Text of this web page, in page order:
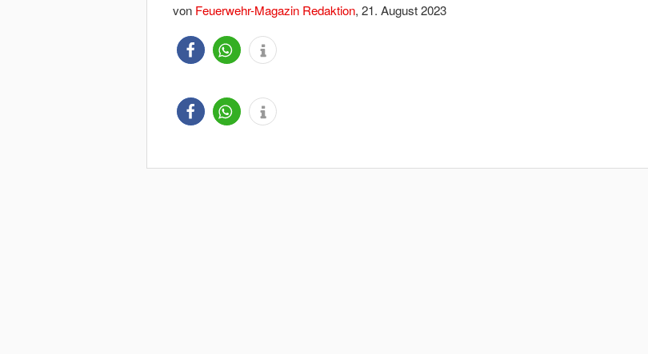
von Feuerwehr-Magazin Redaktion, 21. August 2023